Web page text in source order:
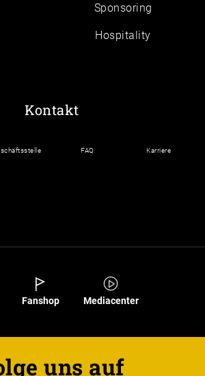
Sponsoring
Hospitality
Kontakt
FAQ Karriere
Fanshop Mediacenter
uns auf